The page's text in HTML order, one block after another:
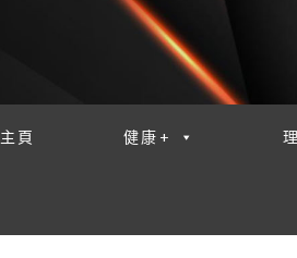
主頁 健康+